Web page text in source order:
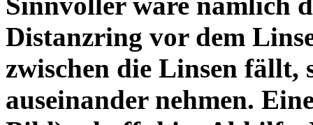
Distanzring vor dem
zwischen die Linsen fällt,
auseinander nehmen.